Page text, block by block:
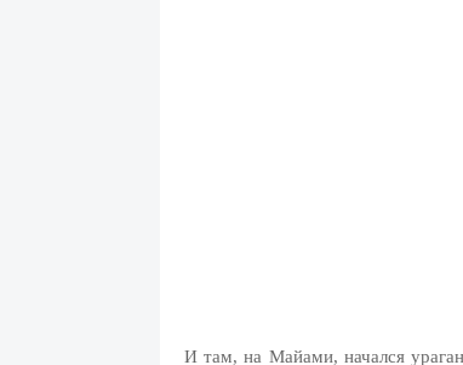
И там, на Майами, начался